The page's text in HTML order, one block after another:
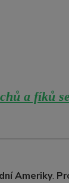
a fíků
Ameriky.